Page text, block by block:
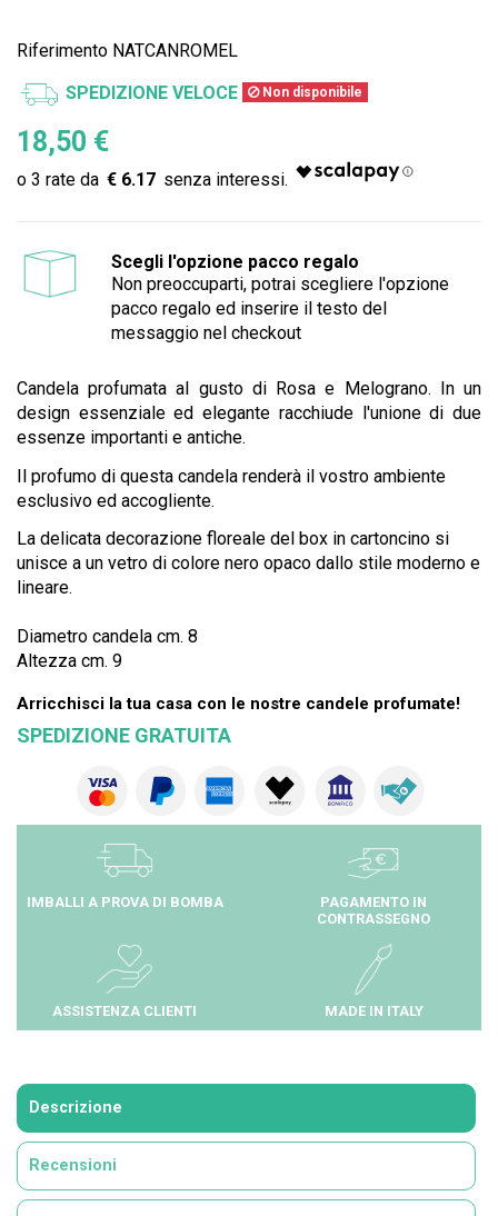
Riferimento NATCANROMEL
SPEDIZIONE VELOCE Non disponibile
18,50 €
€ 6.17
Scegli l'opzione pacco regalo
Non preoccuparti, potrai scegliere l'opzione
pacco regalo ed inserire il testo del
messaggio nel checkout
Candela profumata al gusto di Rosa e Melograno. In un
design essenziale ed elegante racchiude l'unione di due
essenze importanti e antiche.
Il profumo di questa candela renderà il vostro ambiente
esclusivo ed accogliente.
La delicata decorazione floreale del box in cartoncino si
unisce a un vetro di colore nero opaco dallo stile moderno e
lineare.
Diametro candela cm. 8
Altezza cm. 9
Arricchisci la tua casa con le nostre candele profumate!
SPEDIZIONE GRATUITA
IMBALLI A PROVA DI BOMBA
PAGAMENTO IN
CONTRASSEGNO
ASSISTENZA CLIENTI MADE IN ITALY
Descrizione
Recensioni